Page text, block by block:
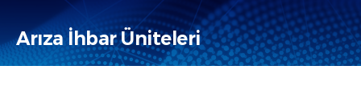
Arıza İhbar Üniteleri